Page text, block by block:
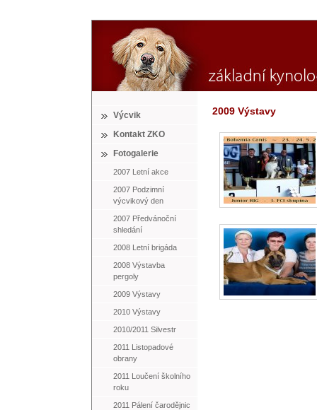
2009 Výstavy
Výcvik
Kontakt ZKO
Fotogalerie
2007 Letní akce
2007 Podzimní
výcvikový den
2007 Předvánoční
shledání
2008 Letní brigáda
2008 Výstavba
pergoly
2009 Výstavy
2010 Výstavy
2010/2011 Silvestr
2011 Listopadové
obrany
2011 Loučení školního
roku
2011 Pálení čarodějnic